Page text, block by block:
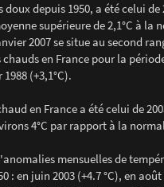
doux depuis 1950, a été celui de
supérieure de 2,1°C à la
2007 se situe au second
en France pour la
(+3,1°C).
en France a été celui de
4°C par rapport à la
mensuelles de
: en juin 2003 (+4.7 °C), en